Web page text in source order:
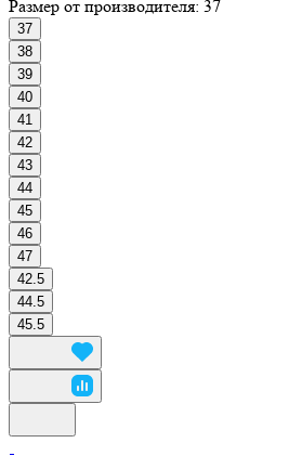
Размер от производителя: 37
37
38
39
40
41
42
43
44
45
46
47
42.5
44.5
45.5